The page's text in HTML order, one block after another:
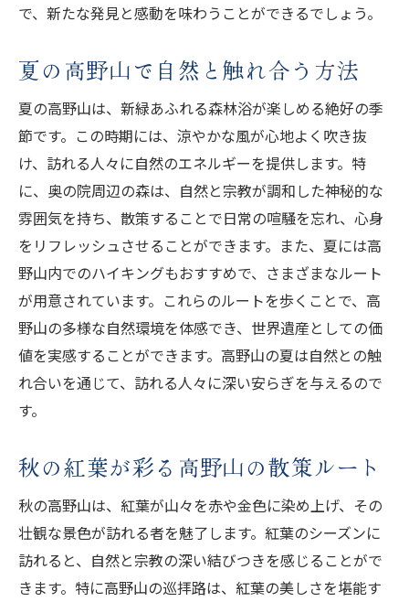
で、新たな発見と感動を味わうことができるでしょう。
夏の高野山で自然と触れ合う方法
夏の高野山は、新緑あふれる森林浴が楽しめる絶好の季
節です。この時期には、涼やかな風が心地よく吹き抜
け、訪れる人々に自然のエネルギーを提供します。特
に、奥の院周辺の森は、自然と宗教が調和した神秘的な
雰囲気を持ち、散策することで日常の喧騒を忘れ、心身
をリフレッシュさせることができます。また、夏には高
野山内でのハイキングもおすすめで、さまざまなルート
が用意されています。これらのルートを歩くことで、高
野山の多様な自然環境を体感でき、世界遺産としての価
値を実感することができます。高野山の夏は自然との触
れ合いを通じて、訪れる人々に深い安らぎを与えるので
す。
秋の紅葉が彩る高野山の散策ルート
秋の高野山は、紅葉が山々を赤や金色に染め上げ、その
壮観な景色が訪れる者を魅了します。紅葉のシーズンに
訪れると、自然と宗教の深い結びつきを感じることがで
きます。特に高野山の巡拝路は、紅葉の美しさを堪能す